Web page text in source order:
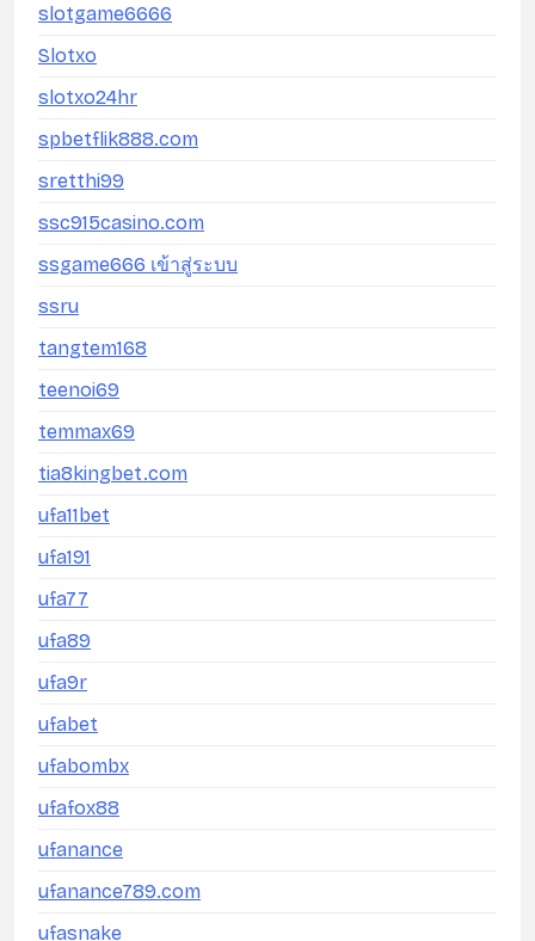
slotgame6666
Slotxo
slotxo24hr
spbetflik888.com
sretthi99
ssc915casino.com
ssgame666 เข้าสู่ระบบ
ssru
tangtem168
teenoi69
temmax69
tia8kingbet.com
ufa11bet
ufa191
ufa77
ufa89
ufa9r
ufabet
ufabombx
ufafox88
ufanance
ufanance789.com
ufasnake